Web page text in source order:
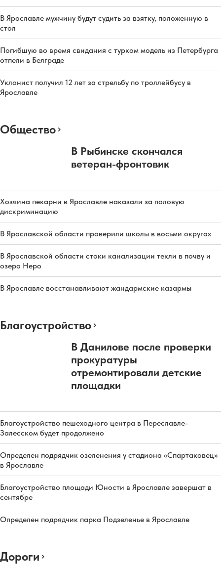
В Ярославле мужчину будут судить за взятку, положенную в
стол
Погибшую во время свидания с турком модель из Петербурга
отпели в Белграде
Уклонист получил 12 лет за стрельбу по троллейбусу в
Ярославле
Общество
В Рыбинске скончался
ветеран-фронтовик
Хозяина пекарни в Ярославле наказали за половую
дискриминацию
В Ярославской области проверили школы в восьми округах
В Ярославской области стоки канализации текли в почву и
озеро Неро
В Ярославле восстанавливают жандармские казармы
Благоустройство
В Данилове после проверки
прокуратуры
отремонтировали детские
площадки
Благоустройство пешеходного центра в Переславле-
Залесском будет продолжено
Определен подрядчик озеленения у стадиона «Спартаковец»
в Ярославле
Благоустройство площади Юности в Ярославле завершат в
сентябре
Определен подрядчик парка Подзеленье в Ярославле
Дороги